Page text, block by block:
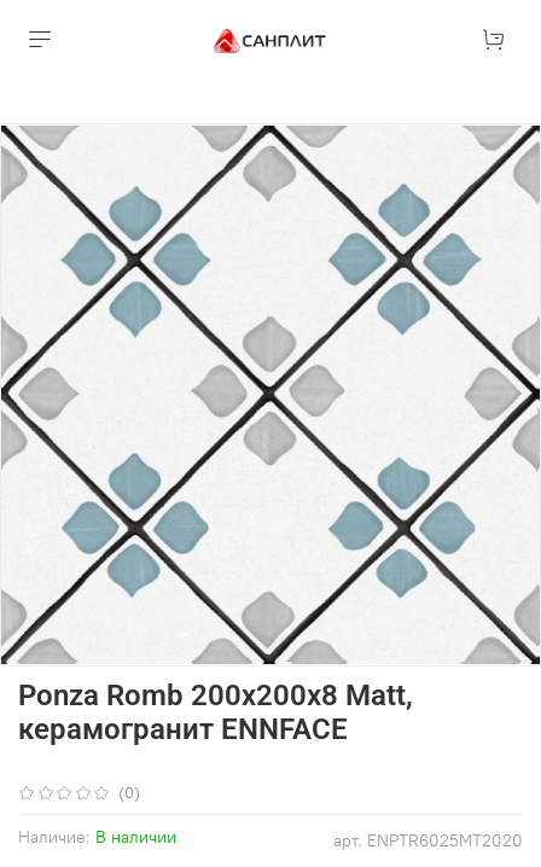
(0)
арт. ENPTR6025MT2020
Наличие: В наличии
Ponza Romb 200х200х8 Matt,
керамогранит ENNFACE